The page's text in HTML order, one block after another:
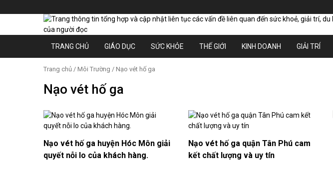
TRANG CHỦ GIÁO DỤC SỨC KHỎE THẾ GIỚI KINH DOANH GIẢI TRÍ
Trang chủ / Môi Trường / Nạo vét hố ga
Nạo vét hố ga
Nạo vét hố ga huyện Hóc Môn giải
quyết nỗi lo của khách hàng.
Nạo vét hố ga quận Tân Phú cam
kết chất lượng và uy tín